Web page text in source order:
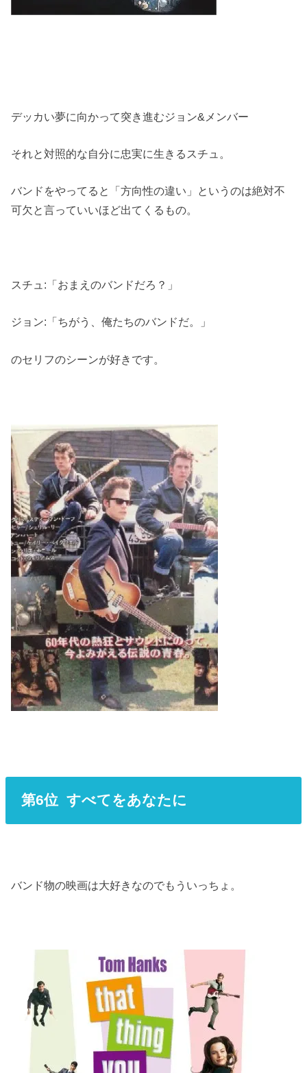
デッカい夢に向かって突き進むジョン&メンバー
それと対照的な自分に忠実に生きるスチュ。
バンドをやってると「方向性の違い」というのは絶対不
可欠と言っていいほど出てくるもの。
スチュ:「おまえのバンドだろ？」
ジョン:「ちがう、俺たちのバンドだ。」
のセリフのシーンが好きです。
第6位 すべてをあなたに
バンド物の映画は大好きなのでもういっちょ。